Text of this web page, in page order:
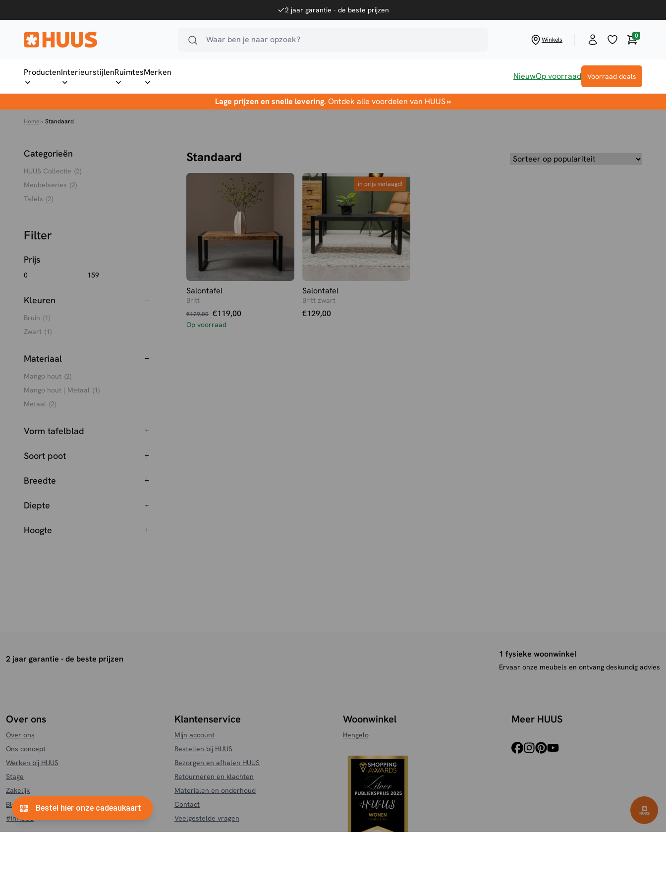
2 jaar garantie - de beste prijzen
Waar ben je naar opzoek? Winkels 0
ProductenInterieurstijlenRuimtesMerken NieuwOp voorraad Voorraad deals
Lage prijzen en snelle levering. Ontdek alle voordelen van HUUS»
Home» Standaard
Categorieën
HUUS Collectie (2)
Meubelseries (2)
Tafels (2)
Filter
Prijs
Kleuren
Bruin (1)
Zwart (1)
Materiaal
Mango hout (2)
Mango hout | Metaal (1)
Metaal (2)
Vorm tafelblad
Soort poot
Breedte
Diepte
Hoogte
Standaard
Salontafel
Britt
€129,00
Oorspronkelijke
prijs
€119,00
Huidige
prijs
Op voorraad
in prijs verlaagd!
in prijs verlaagd!
Salontafel
Britt zwart
€129,00
2 jaar garantie - de beste prijzen 1 fysieke woonwinkel
Ervaar onze meubels en ontvang deskundig advies
Over ons
Over ons
Ons concept
Werken bij HUUS
Stage
Zakelijk
Blog
#inHUUS
Klantenservice
Mijn account
Bestellen bij HUUS
Bezorgen en afhalen HUUS
Retourneren en klachten
Materialen en onderhoud
Contact
Veelgestelde vragen
Woonwinkel
Hengelo
Meer HUUS
facebookinstagram
pinterest
youtube